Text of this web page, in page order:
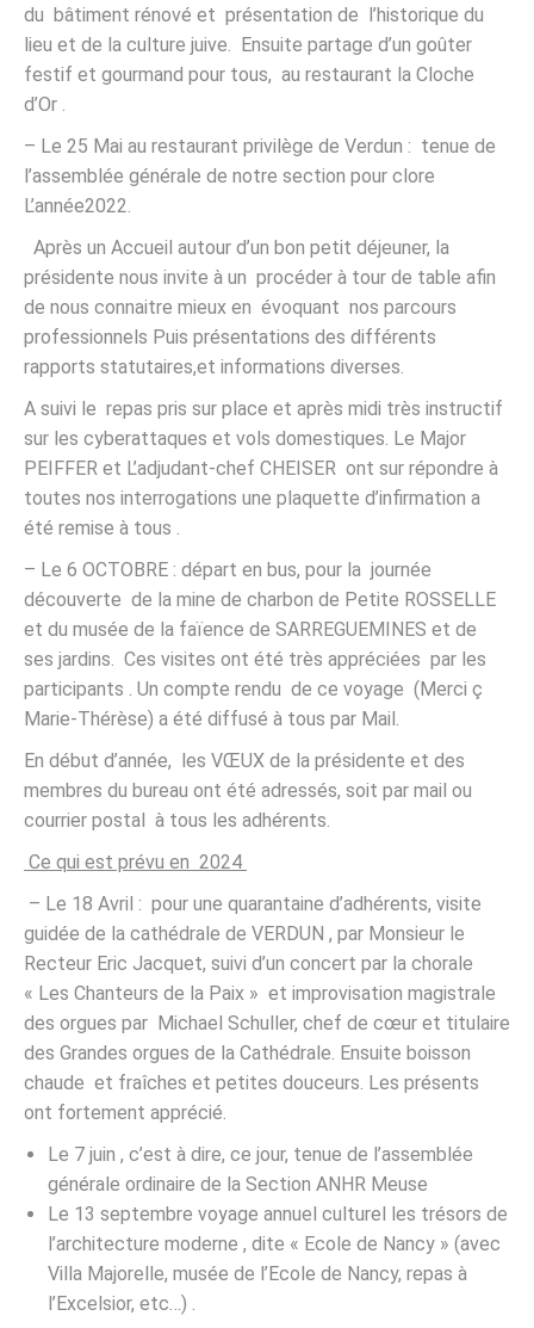
du bâtiment rénové et présentation de l’historique du
lieu et de la culture juive. Ensuite partage d’un goûter
festif et gourmand pour tous, au restaurant la Cloche
d’Or .
– Le 25 Mai au restaurant privilège de Verdun : tenue de
l’assemblée générale de notre section pour clore
L’année2022.
Après un Accueil autour d’un bon petit déjeuner, la
présidente nous invite à un procéder à tour de table afin
de nous connaitre mieux en évoquant nos parcours
professionnels Puis présentations des différents
rapports statutaires,et informations diverses.
A suivi le repas pris sur place et après midi très instructif
sur les cyberattaques et vols domestiques. Le Major
PEIFFER et L’adjudant-chef CHEISER ont sur répondre à
toutes nos interrogations une plaquette d’infirmation a
été remise à tous .
– Le 6 OCTOBRE : départ en bus, pour la journée
découverte de la mine de charbon de Petite ROSSELLE
et du musée de la faïence de SARREGUEMINES et de
ses jardins. Ces visites ont été très appréciées par les
participants . Un compte rendu de ce voyage (Merci ç
Marie-Thérèse) a été diffusé à tous par Mail.
En début d’année, les VŒUX de la présidente et des
membres du bureau ont été adressés, soit par mail ou
courrier postal à tous les adhérents.
Ce qui est prévu en 2024
– Le 18 Avril : pour une quarantaine d’adhérents, visite
guidée de la cathédrale de VERDUN , par Monsieur le
Recteur Eric Jacquet, suivi d’un concert par la chorale
« Les Chanteurs de la Paix » et improvisation magistrale
des orgues par Michael Schuller, chef de cœur et titulaire
des Grandes orgues de la Cathédrale. Ensuite boisson
chaude et fraîches et petites douceurs. Les présents
ont fortement apprécié.
Le 7 juin , c’est à dire, ce jour, tenue de l’assemblée
générale ordinaire de la Section ANHR Meuse
Le 13 septembre voyage annuel culturel les trésors de
l’architecture moderne , dite « Ecole de Nancy » (avec
Villa Majorelle, musée de l’Ecole de Nancy, repas à
l’Excelsior, etc…) .